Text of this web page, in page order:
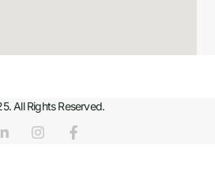
All Rights Reserved.